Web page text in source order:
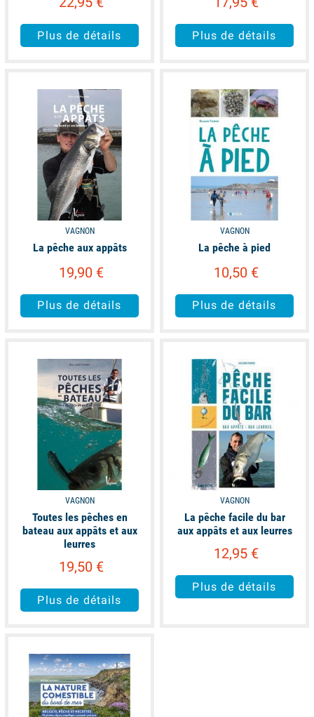
Plus de détails Plus de détails
VAGNON
La pêche aux appâts
19,90 €
Plus de détails
VAGNON
La pêche à pied
10,50 €
Plus de détails
unavailable
VAGNON
Toutes les pêches en
bateau aux appâts et aux
leurres
19,50 €
Plus de détails
available
VAGNON
La pêche facile du bar
aux appâts et aux leurres
12,95 €
Plus de détails